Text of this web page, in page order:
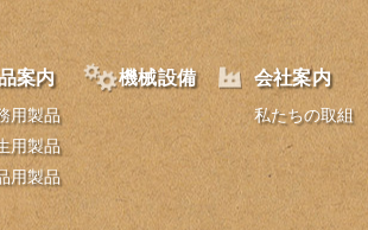
案内
用製品
用製品
用製品
機械設備 会社案内
私たちの取組